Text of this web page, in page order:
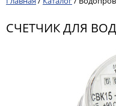
СЧЕТЧИК ДЛЯ